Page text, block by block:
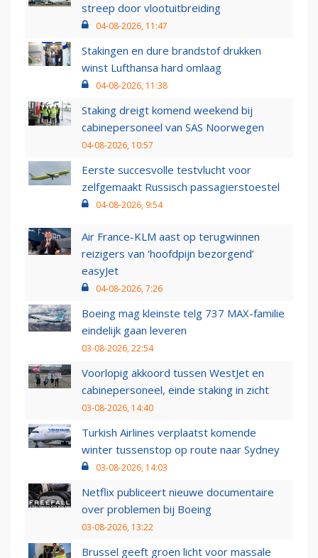
streep door vlootuitbreiding
04-08-2026, 11:47
Stakingen en dure brandstof drukken
winst Lufthansa hard omlaag
04-08-2026, 11:38
Staking dreigt komend weekend bij
cabinepersoneel van SAS Noorwegen
04-08-2026, 10:57
Eerste succesvolle testvlucht voor
zelfgemaakt Russisch passagierstoestel
04-08-2026, 9:54
Air France-KLM aast op terugwinnen
reizigers van ‘hoofdpijn bezorgend’
easyJet
04-08-2026, 7:26
Boeing mag kleinste telg 737 MAX-familie
eindelijk gaan leveren
03-08-2026, 22:54
Voorlopig akkoord tussen WestJet en
cabinepersoneel, einde staking in zicht
03-08-2026, 14:40
Turkish Airlines verplaatst komende
winter tussenstop op route naar Sydney
03-08-2026, 14:03
Netflix publiceert nieuwe documentaire
over problemen bij Boeing
03-08-2026, 13:22
Brussel geeft groen licht voor massale